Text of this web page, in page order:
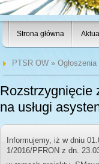
Strona główna
PTSR OW» Ogłoszenia
Rozstrzygnięcie
na usługi
Informujemy, iż w dniu
1/2016/PFRON z dn.